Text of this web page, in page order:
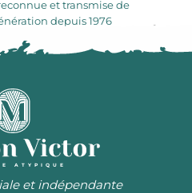
et transmise de
depuis 1976
ATYPIQUE
et indépendante